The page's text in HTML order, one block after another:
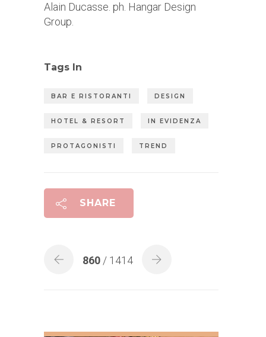
Alain Ducasse. ph. Hangar Design
Group.
Tags In
BAR E RISTORANTI DESIGN
HOTEL & RESORT IN EVIDENZA
PROTAGONISTI TREND
SHARE
860 / 1414